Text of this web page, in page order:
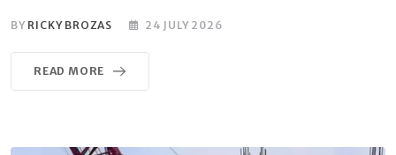
BY RICKY BROZAS 24 JULY 2026
READ MORE